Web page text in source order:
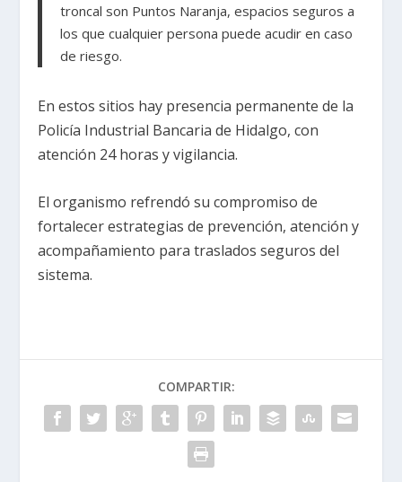
troncal son Puntos Naranja, espacios seguros a
los que cualquier persona puede acudir en caso
de riesgo.
En estos sitios hay presencia permanente de la
Policía Industrial Bancaria de Hidalgo, con
atención 24 horas y vigilancia.
El organismo refrendó su compromiso de
fortalecer estrategias de prevención, atención y
acompañamiento para traslados seguros del
sistema.
COMPARTIR: